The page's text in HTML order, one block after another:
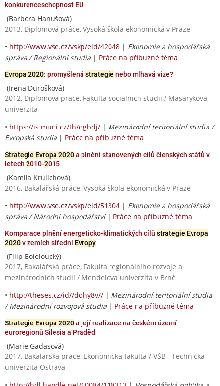
konkurenceschopnost EU
(Barbora Hanušová)
2013, Diplomová práce, Vysoká škola ekonomická v Praze
• http://www.vse.cz/vskp/eid/42048 | Ekonomie a hospodářská
správa / Regionální studia | Práce na příbuzné téma
Evropa 2020: promyšlená strategie nebo mlhavá vize?
(Irena Durošková)
2012, Diplomová práce, Fakulta sociálních studií / Masarykova
univerzita
• https://is.muni.cz/th/dgbdj/ | Mezinárodní teritoriální studia /
Evropská studia | Práce na příbuzné téma
Strategie Evropa 2020a plnění stanovených cílů členských států v
letech 2010-2015
(Kamila Krulichová)
2016, Bakalářská práce, Vysoká škola ekonomická v Praze
• http://www.vse.cz/vskp/eid/51304 | Ekonomie a hospodářská
správa / Národní hospodářství| Práce na příbuzné téma
Komparace plnění energeticko-klimatických cílů strategie Evropa
2020v zemích střední Evropy
(Filip Boleloucký)
2017, Bakalářská práce, Fakulta regionálního rozvoje a
mezinárodních studií / Mendelova univerzita v Brně
• http://theses.cz/id//dqhy8v// | Mezinárodní teritoriální studia
/ Mezinárodní rozvojová studia | Práce na příbuzné téma
Strategie Evropa 2020a její realizace na českém území
euroregionů Silesia a Praděd
(Marie Gadasová)
2017, Bakalářská práce, Ekonomická fakulta / VŠB - Technická
univerzita Ostrava